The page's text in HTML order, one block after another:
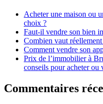
Acheter une maison ou
choix ?
Faut-il vendre son bien
Combien vaut
Comment vendre son
Prix de l’immobilier à
conseils pour acheter ou
Commentaires